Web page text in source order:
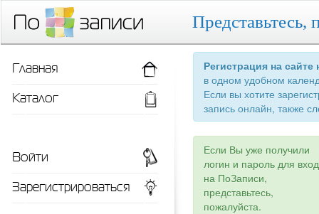
Представьтесь,
Регистрация на
в одном удобном
Если вы хотите
запись онлайн, также
Если Вы уже получили
логин и пароль для
на ПоЗаписи,
представьтесь,
пожалуйста.
Главная
Каталог
Войти
Зарегистрироваться